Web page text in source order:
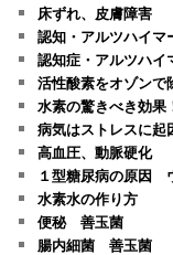
床ずれ、皮膚障害
認知・アルツハイマ
認知症・アルツハイ
活性酸素をオゾンで
水素の驚きべき効果
病気はストレスに起
高血圧、動脈硬化
１型糖尿病の原因
水素水の作り方
便秘 善玉菌
腸内細菌 善玉菌